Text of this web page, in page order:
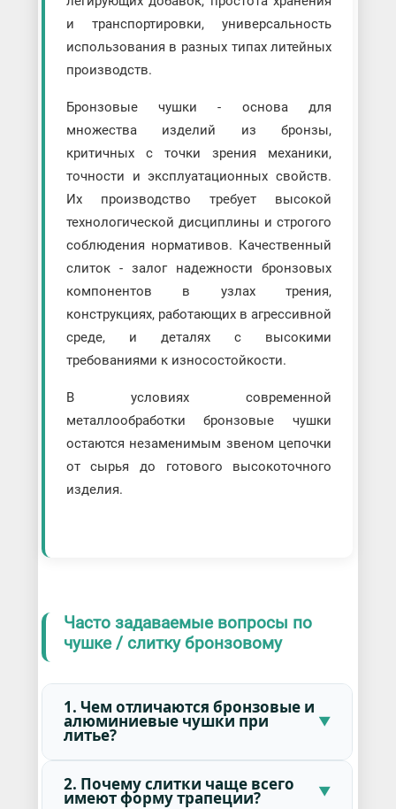
и транспортировки, универсальность
использования в разных типах литейных
производств.
Бронзовые чушки - основа для
множества изделий из бронзы,
критичных с точки зрения механики,
точности и эксплуатационных свойств.
Их производство требует высокой
технологической дисциплины и строгого
соблюдения нормативов. Качественный
слиток - залог надежности бронзовых
компонентов в узлах трения,
конструкциях, работающих в агрессивной
среде, и деталях с высокими
требованиями к износостойкости.
В условиях современной
металлообработки бронзовые чушки
остаются незаменимым звеном цепочки
от сырья до готового высокоточного
изделия.
Часто задаваемые вопросы по
чушке / слитку бронзовому
1. Чем отличаются бронзовые и
алюминиевые чушки при
литье?
2. Почему слитки чаще всего
имеют форму трапеции?